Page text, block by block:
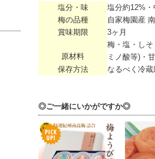
塩分・味
塩分約12%・
梅の品種
自家梅園産
賞味期限
3ヶ月
原材料
梅・塩・し
ミノ酸等)・
保存方法
なるべく冷
◎ご一緒にいかがですか◎